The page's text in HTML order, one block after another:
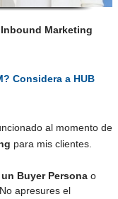
Marketing
Considera a HUB
al momento de
para mis clientes.
Buyer Persona o
apresures el